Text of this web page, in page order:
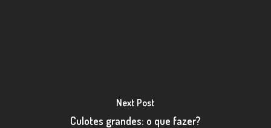
Next Post
Culotes grandes: o que fazer?